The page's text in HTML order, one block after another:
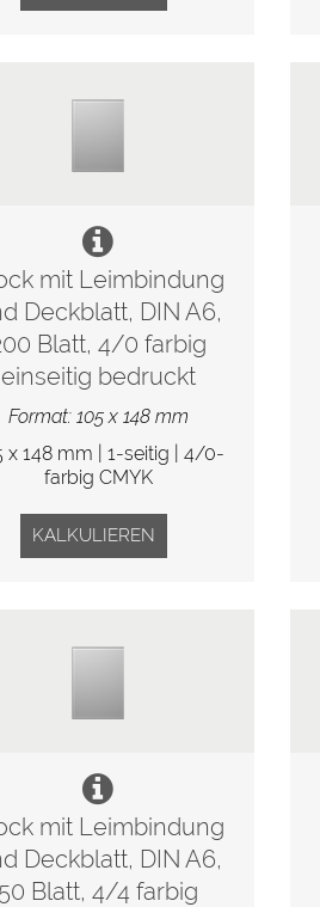
mit Leimbindung
Deckblatt, DIN A6,
Blatt, 4/0 farbig
einseitig bedruckt
Format: 105 x 148 mm
x 148 mm | 1-seitig | 4/0-
farbig CMYK
KALKULIEREN
mit Leimbindung
Deckblatt, DIN A6,
50 Blatt, 4/4 farbig